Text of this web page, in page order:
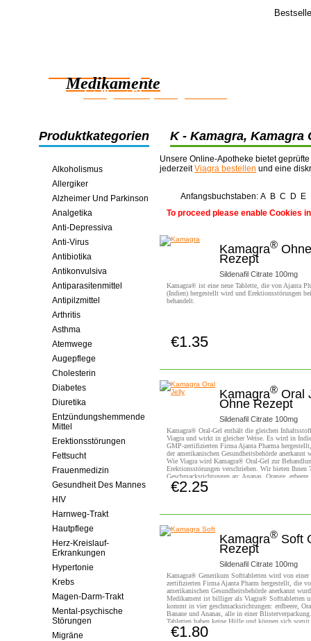
Medikamente
intelligent Einsparungen online
Produktkategorien
K - Kamagra, Kamagra
Kemadrin, Kamagra
Alkoholismus
Allergiker
Alzheimer Und Parkinson
Analgetika
Anti-Depressiva
Anti-Virus
Antibiotika
Antikonvulsiva
Antiparasitenmittel
Antipilzmittel
Arthritis
Asthma
Atemwege
Augepflege
Cholesterin
Diabetes
Diuretika
Entzündungshemmende
Mittel
Erektionsstörungen
Fettsucht
Frauenmedizin
Gesundheit Des Mannes
HIV
Harnweg-Trakt
Hautpflege
Herz-Kreislauf-
Erkrankungen
Hypertonie
Krebs
Magen-Darm-Trakt
Mental-psychische
Störungen
Migräne
Unsere Online-Apotheke bietet
jederzeitViagra bestellen und eine
Anfangsbuchstaben: A B C D E
To proceed please enable Cookies
Kamagra® Ohne
Rezept
Sildenafil Citrate 100mg
Kamagra® ist eine neue Tablette, die von Ajanta
(Indien) hergestellt wird und Erektionsstörungen
behandelt.
€1.35
Kamagra® Oral
Ohne Rezept
Sildenafil Citrate 100mg
Kamagra® Oral-Gel enthält die gleichen
Viagra und wirkt in gleicher Weise. Es wird in
GMP-zertifizierten Firma Ajanta Pharma
der amerikanischen Gesundheitsbehörde anerkannt
Wie Viagra wird Kamagra® Oral-Gel zur
Erektionsstörungen verschrieben. Wir bieten Ihnen
Geschmacksrichtungen an: Ananas, Orange,
Banane, Schwarze Johannisbeere und Caramel.
€2.25
Kamagra® Soft
Rezept
Sildenafil Citrate 100mg
Kamagra® Generikum Softtabletten wird von einer
zertifizierten Firma Ajanta Pharm hergestellt, die
amerikanischen Gesundheitsbehörde anerkannt
Medikament ist billiger als Viagra® Softtabletten
kommt in vier geschmacksrichtungen: erdbeere,
Banane und Ananas, alle in einer
Tabletten haben keine Hülle und können sich somit
auflösen und in rund 20 Minuten eine spürbare
zeigen.
€1.80